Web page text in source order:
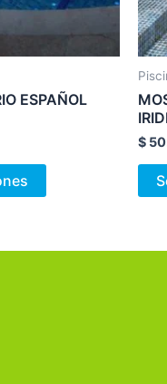
ESPAÑOL
página
$